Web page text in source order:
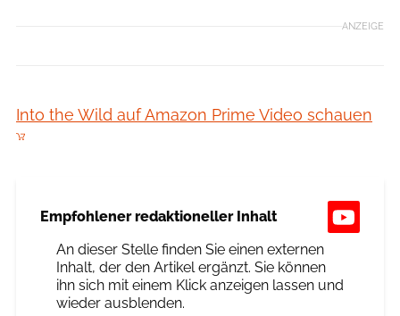
ANZEIGE
Into the Wild auf Amazon Prime Video schauen
Empfohlener redaktioneller Inhalt
An dieser Stelle finden Sie einen externen
Inhalt, der den Artikel ergänzt. Sie können
ihn sich mit einem Klick anzeigen lassen und
wieder ausblenden.